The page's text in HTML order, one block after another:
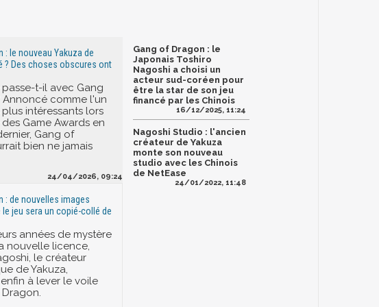
: le nouveau Yakuza de
? Des choses obscures ont
passe-t-il avec Gang
Annoncé comme l'un
intéressants lors
Game Awards en
Gang of
bien ne jamais
24/04/2026, 09:24
: de nouvelles images
jeu sera un copié-collé de
années de mystère
nouvelle licence,
le créateur
de Yakuza,
à lever le voile
Gang of Dragon : le
Japonais Toshiro
Nagoshi a choisi un
acteur sud-coréen pour
être la star de son jeu
financé par les Chinois
16/12/2025, 11:24
Nagoshi Studio : l'ancien
créateur de Yakuza
monte son nouveau
studio avec les Chinois
de NetEase
24/01/2022, 11:48